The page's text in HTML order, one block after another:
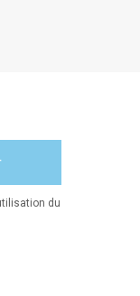
du